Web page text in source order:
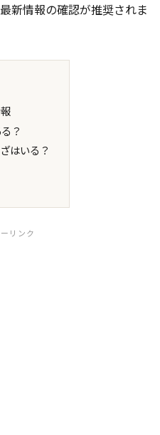
新情報の確認が推奨されま
？
はいる？
リンク